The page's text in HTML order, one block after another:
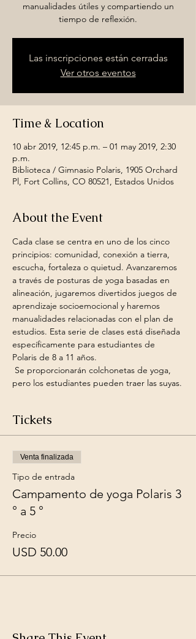
manualidades útiles y compartiendo un
tiempo de reflexión.
Las inscripciones están cerradas
Ver otros eventos
Time & Location
10 abr 2019, 12:45 p.m. – 01 may 2019, 2:30
p.m.
Biblioteca / Gimnasio Polaris, 1905 Orchard
Pl, Fort Collins, CO 80521, Estados Unidos
About the Event
Cada clase se centra en uno de los cinco
principios: comunidad, conexión a tierra,
escucha, fortaleza o quietud. Avanzaremos
a través de posturas de yoga basadas en
alineación, jugaremos divertidos juegos de
aprendizaje socioemocional y haremos
manualidades relacionadas con el plan de
estudios. Esta serie de clases está diseñada
específicamente para estudiantes de
Polaris de 8 a 11 años.
pero los estudiantes pueden traer las suyas.
Tickets
Venta finalizada
Tipo de entrada
Campamento de yoga Polaris 3
° a 5 °
Precio
USD 50.00